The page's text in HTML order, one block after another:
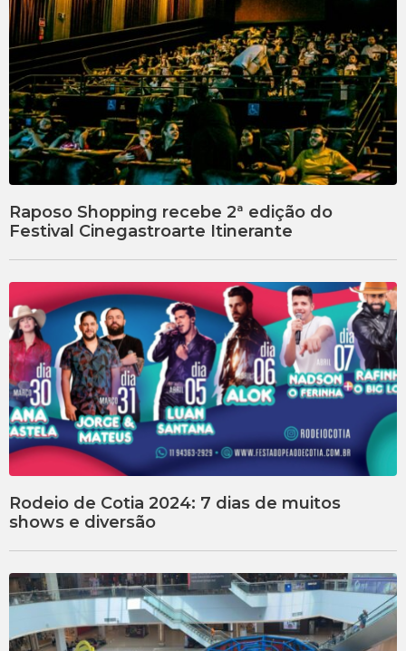
Raposo Shopping recebe 2ª edição do
Festival Cinegastroarte Itinerante
Rodeio de Cotia 2024: 7 dias de muitos
shows e diversão